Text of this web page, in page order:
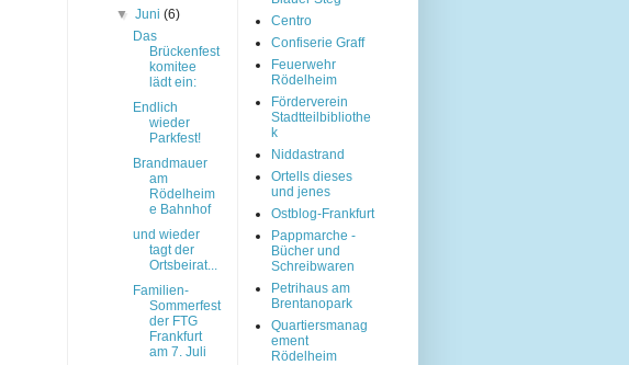
▼Juni(6)
Das
Brückenfest
komitee
lädt ein:
Endlich
wieder
Parkfest!
Brandmauer
am
Rödelheim
e Bahnhof
und wieder
tagt der
Ortsbeirat...
Familien-
Sommerfest
der FTG
Frankfurt
am 7. Juli
Centro
Confiserie Graff
Feuerwehr
Rödelheim
Förderverein
Stadtteilbibliothe
k
Niddastrand
Ortells dieses
und jenes
Ostblog-Frankfurt
Pappmarche -
Bücher und
Schreibwaren
Petrihaus am
Brentanopark
Quartiersmanag
ement
Rödelheim